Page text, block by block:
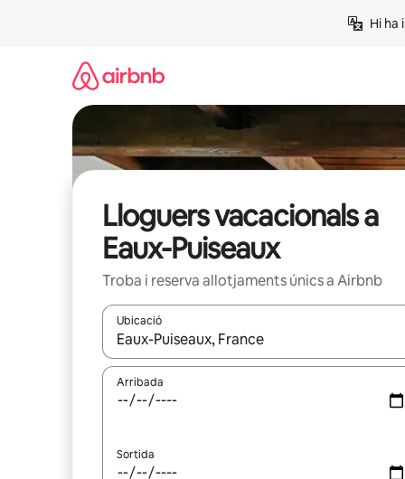
Hi ha
Lloguers vacacionals a
Eaux-Puiseaux
Troba i reserva allotjaments únics a Airbnb
Ubicació
Quan els resultats estiguin disponibles, podràs
Arribada
Sortida